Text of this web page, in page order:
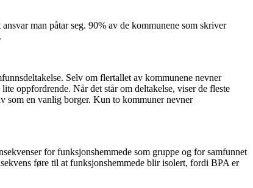
man påtar seg. 90% av de kommunene som skriver
Selv om flertallet av kommunene nevner
oppfordrende. Når det står om deltakelse, viser de fleste
som en vanlig borger. Kun to kommuner nevner
for funksjonshemmede som gruppe og for samfunnet
føre til at funksjonshemmede blir isolert, fordi BPA er